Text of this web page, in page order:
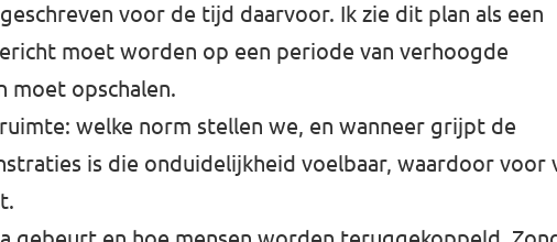
voor de tijd daarvoor. Ik zie dit plan als een
moet worden op een periode van verhoogde
moet opschalen.
welke norm stellen we, en wanneer grijpt de
is die onduidelijkheid voelbaar, waardoor voor